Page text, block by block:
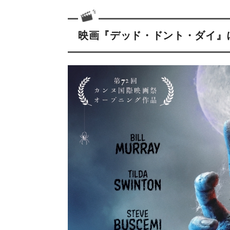
映画『デッド・ドント・ダイ』